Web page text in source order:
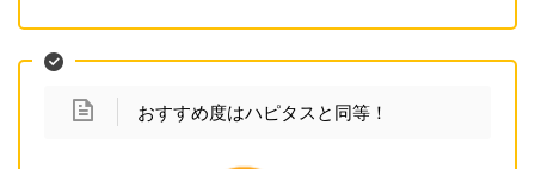
おすすめ度はハピタスと同等！